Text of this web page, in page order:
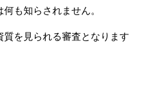
も知らされません。
質を見られる審査となります